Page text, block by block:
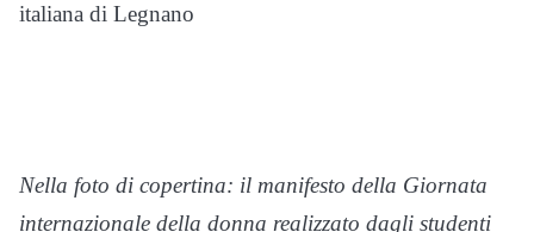
italiana di Legnano
Nella foto di copertina: il manifesto della Giornata
internazionale della donna realizzato dagli studenti